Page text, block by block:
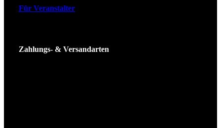
Für Veranstalter
Zahlungs- & Versandarten